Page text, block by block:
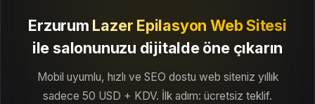
Erzurum Lazer Epilasyon Web Sitesi
ilesalonunuzu dijitalde öne çıkarın
Mobil uyumlu, hızlı ve SEO dostu web siteniz yıllık
sadece 50 USD + KDV. İlk adım: ücretsiz teklif.